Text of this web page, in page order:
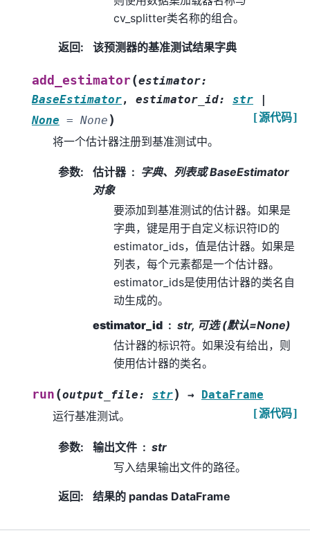
cv_splitter类名称的组合。
返回: 该预测器的基准测试结果字典
add_estimator(estimator:
BaseEstimator, estimator_id: str
|
None = None ) [源代码]
将一个估计器注册到基准测试中。
参数: 估计器
字典、列表或 BaseEstimator
对象
要添加到基准测试的估计器。如果是
字典，键是用于自定义标识符ID的
estimator_ids，值是估计器。如果是
列表，每个元素都是一个估计器。
estimator_ids是使用估计器的类名自
动生成的。
estimator_id
str, 可选 (默认=None)
估计器的标识符。如果没有给出，则
使用估计器的类名。
run (output_file: str) →
DataFrame
[源代码]
运行基准测试。
参数: 输出文件
str
写入结果输出文件的路径。
返回: 结果的 pandas DataFrame